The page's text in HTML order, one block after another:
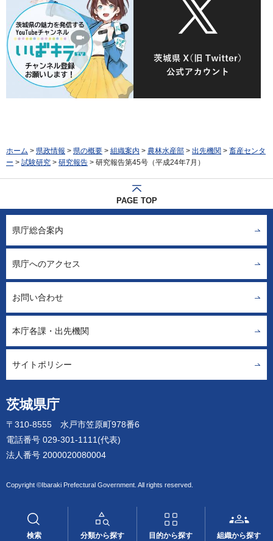
検索 分類から探す 目的から探す 組織から探す
ホーム > 県政情報 > 県の概要 > 組織案内 > 農林水産部 > 出先機関 > 畜産センタ
ー > 試験研究 > 研究報告 > 研究報告第45号（平成24年7月）
PAGE TOP
茨城県庁
〒310-8555 水戸市笠原町978番6
電話番号 029-301-1111(代表)
法人番号 2000020080004
Copyright ©Ibaraki Prefectural Government. All rights reserved.
県庁総合案内
県庁へのアクセス
お問い合わせ
本庁各課・出先機関
サイトポリシー